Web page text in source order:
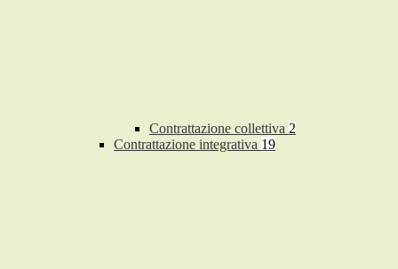
Contrattazione collettiva 2
Contrattazione integrativa 19